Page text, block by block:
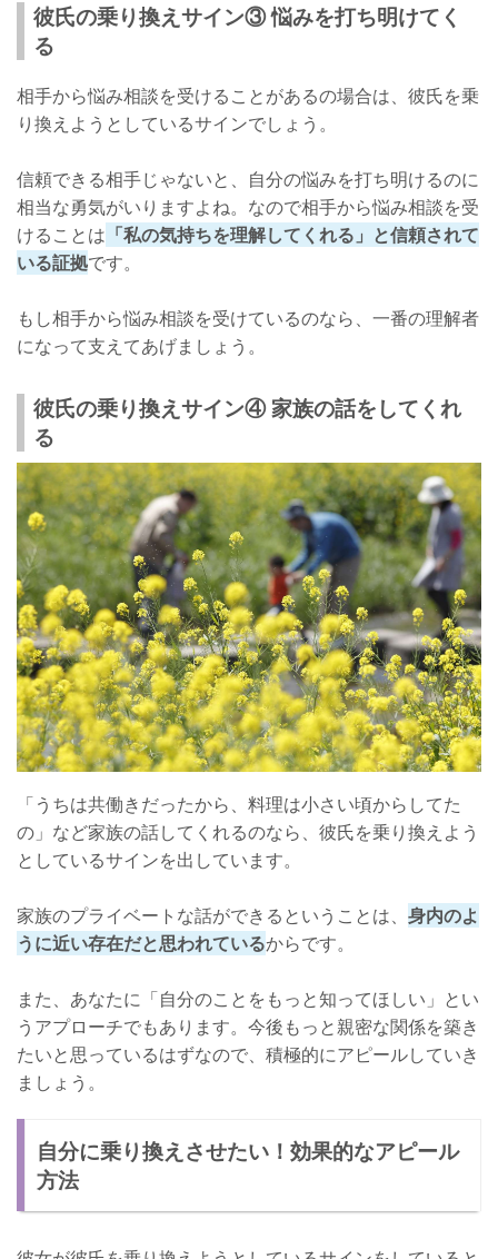
彼氏の乗り換えサイン③ 悩みを打ち明けてく
る
相手から悩み相談を受けることがあるの場合は、彼氏を乗
り換えようとしているサインでしょう。
信頼できる相手じゃないと、自分の悩みを打ち明けるのに
相当な勇気がいりますよね。なので相手から悩み相談を受
けることは 「私の気持ちを理解してくれる」と信頼されて
いる証拠です。
もし相手から悩み相談を受けているのなら、一番の理解者
になって支えてあげましょう。
彼氏の乗り換えサイン④ 家族の話をしてくれ
る
「うちは共働きだったから、料理は小さい頃からしてた
の」など家族の話してくれるのなら、彼氏を乗り換えよう
としているサインを出しています。
家族のプライベートな話ができるということは、 身内のよ
うに近い存在だと思われているからです。
また、あなたに「自分のことをもっと知ってほしい」とい
うアプローチでもあります。今後もっと親密な関係を築き
たいと思っているはずなので、積極的にアピールしていき
ましょう。
自分に乗り換えさせたい！効果的なアピール
方法